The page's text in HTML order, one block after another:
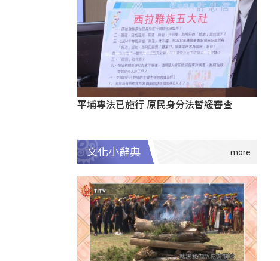
平埔專法已施行 原民身分法暫緩審查
文化小辭典